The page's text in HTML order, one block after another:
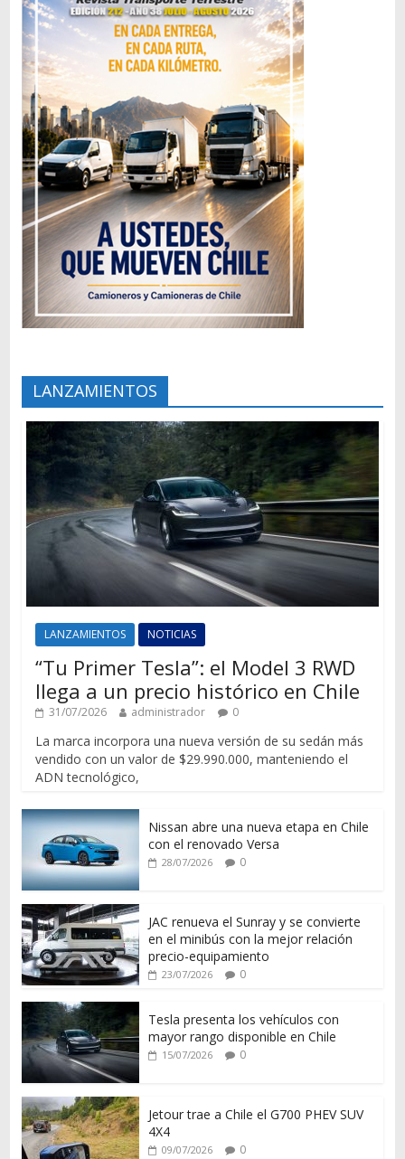
LANZAMIENTOS
LANZAMIENTOS NOTICIAS
“Tu Primer Tesla”: el Model 3 RWD
llega a un precio histórico en Chile
31/07/2026 administrador 0
La marca incorpora una nueva versión de su sedán más
vendido con un valor de $29.990.000, manteniendo el
ADN tecnológico,
Nissan abre una nueva etapa en Chile
con el renovado Versa
28/07/2026 0
JAC renueva el Sunray y se convierte
en el minibús con la mejor relación
precio-equipamiento
23/07/2026 0
Tesla presenta los vehículos con
mayor rango disponible en Chile
15/07/2026 0
Jetour trae a Chile el G700 PHEV SUV
4X4
09/07/2026 0